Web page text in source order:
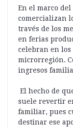
En el marco
comercializan
través de los
en ferias
celebran en
microrregión.
ingresos
El hecho de
suele revertir
familiar, pues
destinar ese